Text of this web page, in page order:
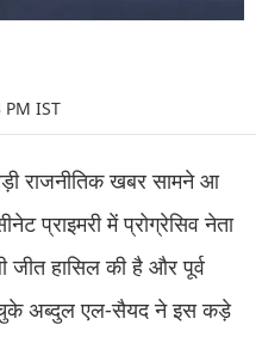
IST
राजनीतिक खबर सामने आ
प्राइमरी में प्रोग्रेसिव नेता
हासिल की है और पूर्व
चुके अब्दुल एल-सैयद ने इस कड़े